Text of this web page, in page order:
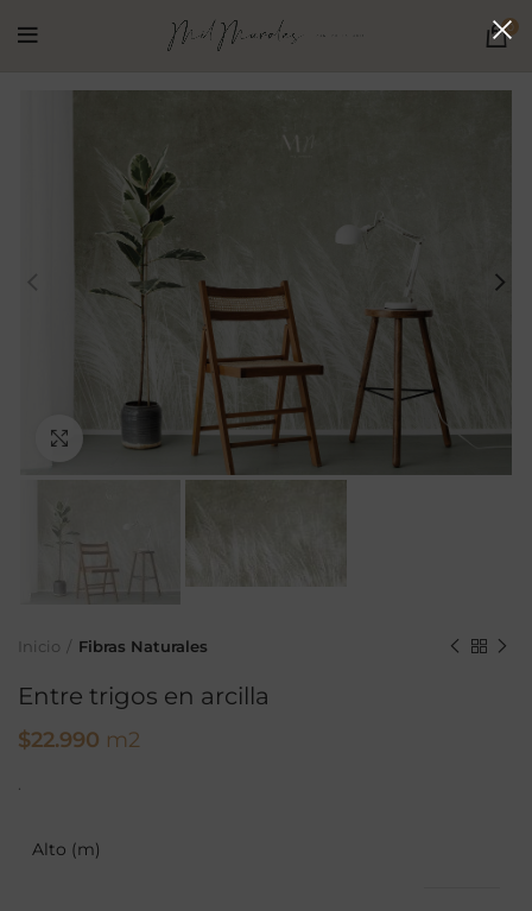
0
Ampliar
Inicio Fibras Naturales
Entre trigos en arcilla
$22.990 m2
.
Alto (m)